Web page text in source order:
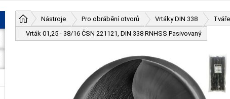
Nástroje Pro obrábění otvorů Vrtáky DIN 338
Vrták 01,25 - 38/16 ČSN 221121, DIN 338 RNHSS Pasivovaný